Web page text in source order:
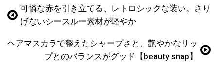
可憐な赤を引き立てる、レトロシックな装い。さり
げないシースルー素材が軽やか
ヘアマスカラで整えたシャープさと、艶やかなリッ
プとのバランスがグッド【beauty snap】